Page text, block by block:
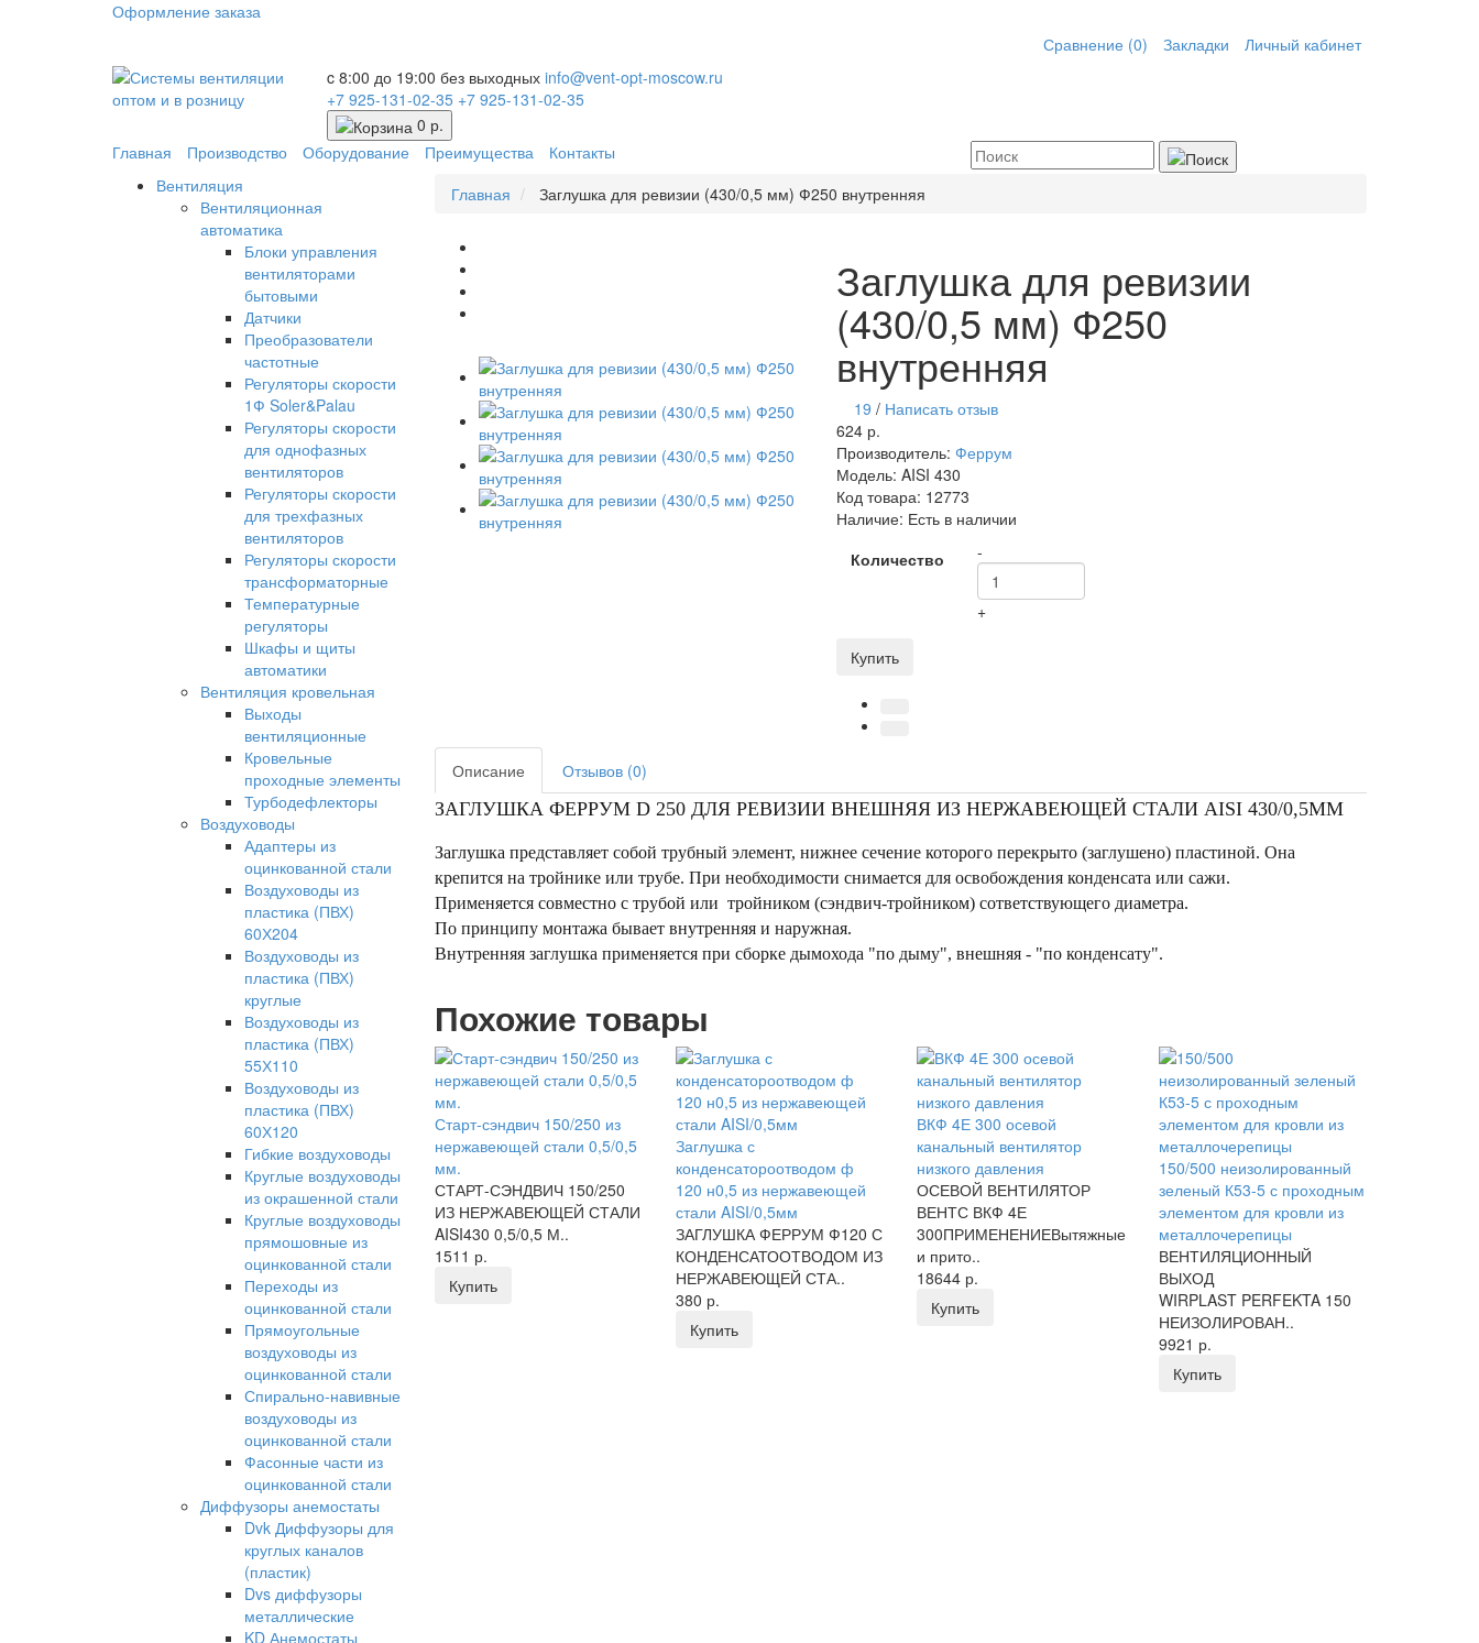
Оформление заказа
Сравнение (0)
Закладки
Личный кабинет
c 8:00 до 19:00 без выходных info@vent-opt-moscow.ru
+7 925-131-02-35 +7 925-131-02-35
0 р.
Главная
Производство Оборудование Преимущества
Контакты
Вентиляция
Вентиляционная
автоматика
Блоки управления
вентиляторами
бытовыми
Датчики
Преобразователи
частотные
Регуляторы скорости
1Ф Soler&Palau
Регуляторы скорости
для однофазных
вентиляторов
Регуляторы скорости
для трехфазных
вентиляторов
Регуляторы скорости
трансформаторные
Температурные
регуляторы
Шкафы и щиты
автоматики
Вентиляция кровельная
Выходы
вентиляционные
Кровельные
проходные элементы
Турбодефлекторы
Воздуховоды
Адаптеры из
оцинкованной стали
Воздуховоды из
пластика (ПВХ)
60Х204
Воздуховоды из
пластика (ПВХ)
круглые
Воздуховоды из
пластика (ПВХ)
55Х110
Воздуховоды из
пластика (ПВХ)
60Х120
Гибкие воздуховоды
Круглые воздуховоды
из окрашенной стали
Круглые воздуховоды
прямошовные из
оцинкованной стали
Переходы из
оцинкованной стали
Прямоугольные
воздуховоды из
оцинкованной стали
Спирально-навивные
воздуховоды из
оцинкованной стали
Фасонные части из
оцинкованной стали
Диффузоры анемостаты
Dvk Диффузоры для
круглых каналов
(пластик)
Dvs диффузоры
металлические
KD Анемостаты
Главная Заглушка для ревизии (430/0,5 мм) Ф250 внутренняя
Заглушка для ревизии
(430/0,5 мм) Ф250
внутренняя
19 / Написать отзыв
624 р.
Производитель:Феррум
Модель:AISI 430
Код товара: 12773
Наличие: Есть в наличии
Количество
-
+
Купить
Описание
Отзывов (0)
ЗАГЛУШКА ФЕРРУМ D 250 ДЛЯ РЕВИЗИИ ВНЕШНЯЯ ИЗ НЕРЖАВЕЮЩЕЙ СТАЛИ AISI 430/0,5ММ
Заглушка представляет собой трубный элемент, нижнее сечение которого перекрыто (заглушено) пластиной. Она
крепится на тройнике или трубе. При необходимости снимается для освобождения конденсата или сажи.
Применяется совместно с трубой или тройником (сэндвич-тройником) сответствующего диаметра.
По принципу монтажа бывает внутренняя и наружная.
Внутренняя заглушка применяется при сборке дымохода "по дыму", внешняя - "по конденсату".
Похожие товары
Старт-сэндвич 150/250 из
нержавеющей стали 0,5/0,5
мм.
СТАРТ-СЭНДВИЧ 150/250
ИЗ НЕРЖАВЕЮЩЕЙ СТАЛИ
AISI430 0,5/0,5 М..
1511 р.
Купить
Заглушка с
конденсатороотводом ф
120 н0,5 из нержавеющей
стали AISI/0,5мм
ЗАГЛУШКА ФЕРРУМ Ф120 С
КОНДЕНСАТООТВОДОМ ИЗ
НЕРЖАВЕЮЩЕЙ СТА..
380 р.
Купить
ВКФ 4Е 300 осевой
канальный вентилятор
низкого давления
ОСЕВОЙ ВЕНТИЛЯТОР
ВЕНТС ВКФ 4Е
300ПРИМЕНЕНИЕВытяжные
и прито..
18644 р.
Купить
150/500 неизолированный
зеленый К53-5 с проходным
элементом для кровли из
металлочерепицы
ВЕНТИЛЯЦИОННЫЙ
ВЫХОД
WIRPLAST PERFEKTA 150
НЕИЗОЛИРОВАН..
9921 р.
Купить